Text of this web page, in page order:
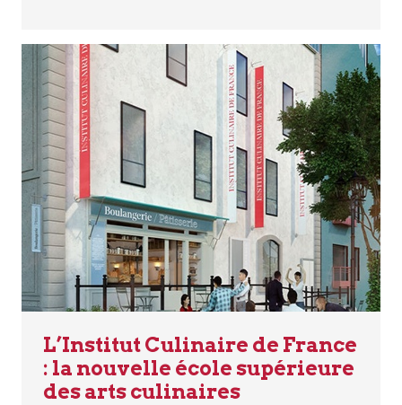
L’Institut Culinaire de France
: la nouvelle école supérieure
des arts culinaires